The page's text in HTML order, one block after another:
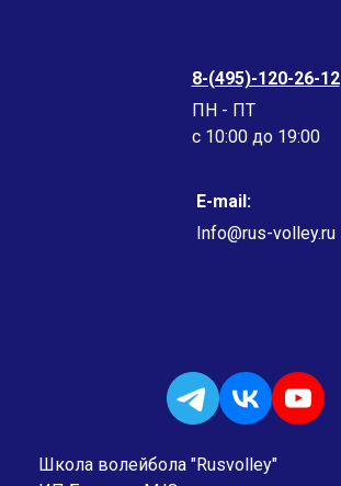
8-(495)-120-26-12
ПН - ПТ
c 10:00 до 19:00
E-mail:
Info@rus-volley.ru
Школа волейбола "Rusvolley"